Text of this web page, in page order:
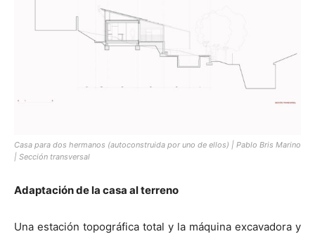
Casa para dos hermanos (autoconstruida por uno de ellos) | Pablo Bris Marino
| Sección transversal
Adaptación de la casa al terreno
Una estación topográfica total y la máquina excavadora y